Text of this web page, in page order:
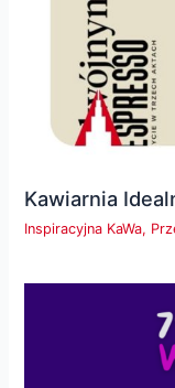
Kawiarnia
Inspiracyjna KaWa,